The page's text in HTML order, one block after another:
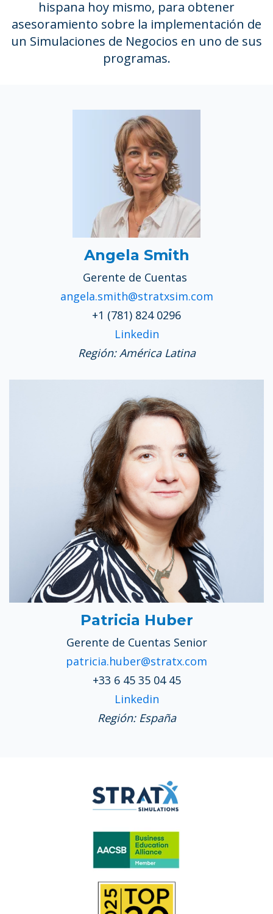
hispana hoy mismo, para obtener
asesoramiento sobre la implementación de
un Simulaciones de Negocios en uno de sus
programas.
Angela Smith
Gerente de Cuentas
angela.smith@stratxsim.com
+1 (781) 824 0296
Linkedin
Región: América Latina
Patricia Huber
Gerente de Cuentas Senior
patricia.huber@stratx.com
+33 6 45 35 04 45
Linkedin
Región: España